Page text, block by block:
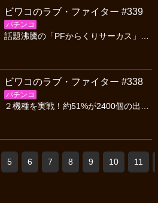
ビワコのラブ・ファイター #339
パチンコ
ビワコのラブ・ファイター #338
パチンコ
5 6 7 8 9 10 11